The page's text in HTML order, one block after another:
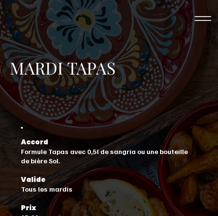
MARDI TAPAS
Accord
Formule Tapas avec 0,5l de sangria ou une bouteille
de bière Sol.
Valide
Tous les mardis
Prix